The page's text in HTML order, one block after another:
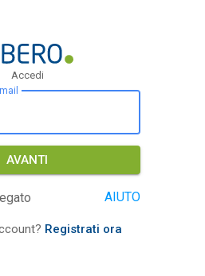
Accedi
AVANTI
AIUTO
Registrati ora